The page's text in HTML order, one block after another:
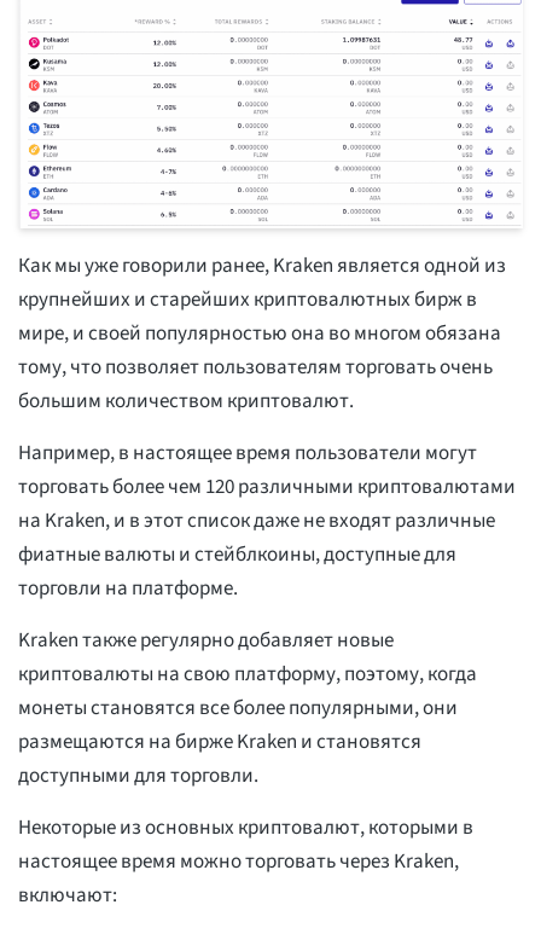
Как мы уже говорили ранее, Kraken является одной из
крупнейших и старейших криптовалютных бирж в
мире, и своей популярностью она во многом обязана
тому, что позволяет пользователям торговать очень
большим количеством криптовалют.
Например, в настоящее время пользователи могут
торговать более чем 120 различными криптовалютами
на Kraken, и в этот список даже не входят различные
фиатные валюты и стейблкоины, доступные для
торговли на платформе.
Kraken также регулярно добавляет новые
криптовалюты на свою платформу, поэтому, когда
монеты становятся все более популярными, они
размещаются на бирже Kraken и становятся
доступными для торговли.
Некоторые из основных криптовалют, которыми в
настоящее время можно торговать через Kraken,
включают: